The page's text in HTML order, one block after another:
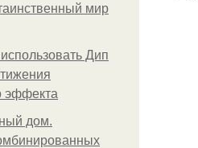
мир
Дип
эффекта
дом.